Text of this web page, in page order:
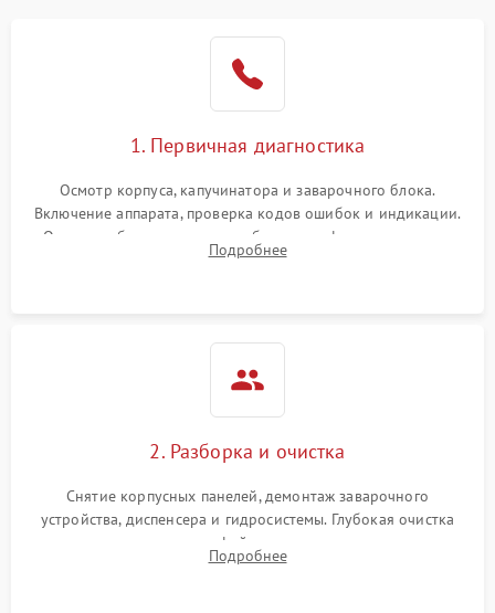
1. Первичная диагностика
Осмотр корпуса, капучинатора и заварочного блока.
Включение аппарата, проверка кодов ошибок и индикации.
Оценка работы помпы, термоблока и кофемолки на слух.
Измерение температуры и давления воды для выявления
Подробнее
2. Разборка и очистка
Снятие корпусных панелей, демонтаж заварочного
устройства, диспенсера и гидросистемы. Глубокая очистка
внутренних узлов от кофейных масел, жмыха и накипи.
Промывка дренажных каналов и фильтров с использованием
Подробнее